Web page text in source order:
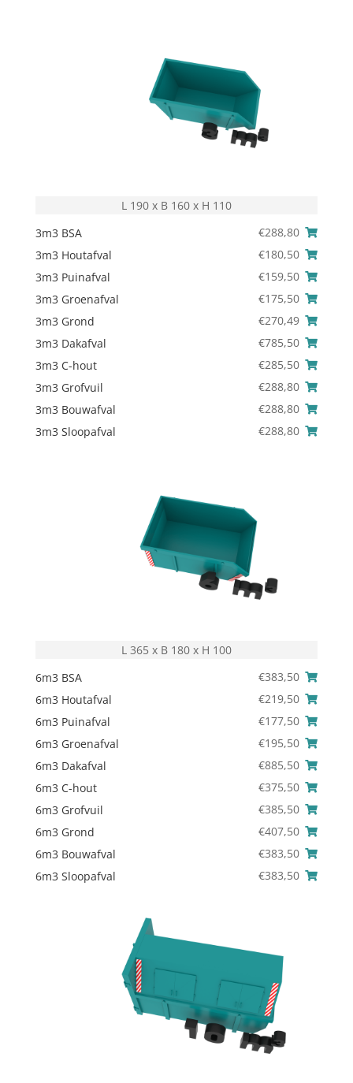
L 190 x B 160 x H 110
3m3 BSA
€288,80
3m3 Houtafval
€180,50
3m3 Puinafval
€159,50
3m3 Groenafval
€175,50
3m3 Grond
€270,49
3m3 Dakafval
€785,50
3m3 C-hout
€285,50
3m3 Grofvuil
€288,80
3m3 Bouwafval
€288,80
3m3 Sloopafval
€288,80
L 365 x B 180 x H 100
6m3 BSA
€383,50
6m3 Houtafval
€219,50
6m3 Puinafval
€177,50
6m3 Groenafval
€195,50
6m3 Dakafval
€885,50
6m3 C-hout
€375,50
6m3 Grofvuil
€385,50
6m3 Grond
€407,50
6m3 Bouwafval
€383,50
6m3 Sloopafval
€383,50